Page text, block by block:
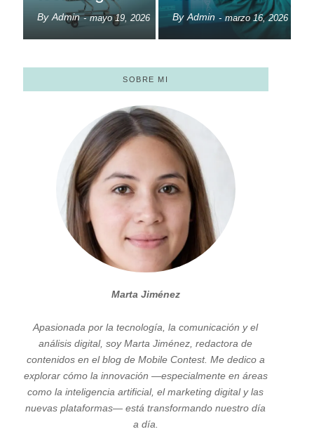
By Admin - mayo 19, 2026 By Admin - marzo 16, 2026
SOBRE MI
Marta Jiménez
Apasionada por la tecnología, la comunicación y el
análisis digital, soy Marta Jiménez, redactora de
contenidos en el blog de Mobile Contest. Me dedico a
explorar cómo la innovación —especialmente en áreas
como la inteligencia artificial, el marketing digital y las
nuevas plataformas— está transformando nuestro día
a día.